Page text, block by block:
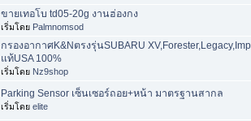
ขายเทอโบ td05-20g งานฮ่องกง
เริ่มโดย Palmnomsod
กรองอากาศK&Nตรงรุ่นSUBARU
แท้USA 100%
เริ่มโดย Nz9shop
Parking Sensor เซ็นเซอร์ถอย+หน้า มาตรฐานสากล
เริ่มโดย elite